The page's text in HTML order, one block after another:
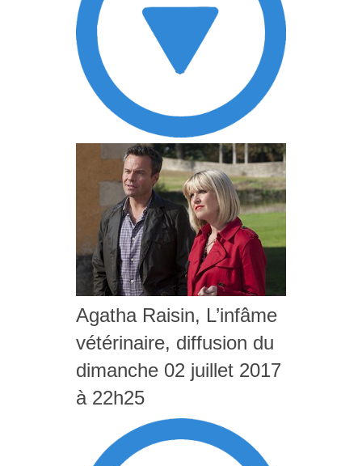
Agatha Raisin, L’infâme
vétérinaire, diffusion du
dimanche 02 juillet 2017
à 22h25